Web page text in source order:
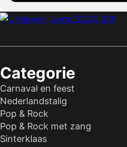
Categorie
Carnaval en feest
Nederlandstalig
Pop & Rock
Pop & Rock met zang
Sinterklaas